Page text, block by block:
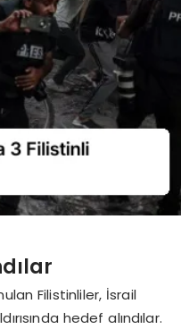
Filistinliler, İsrail
hedef alındılar.